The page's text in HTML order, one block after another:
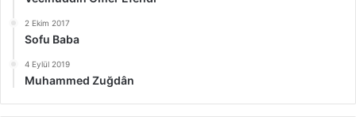
2 Ekim 2017
Sofu Baba
4 Eylül 2019
Muhammed Zuğdân